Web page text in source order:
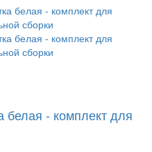
белая - комплект для